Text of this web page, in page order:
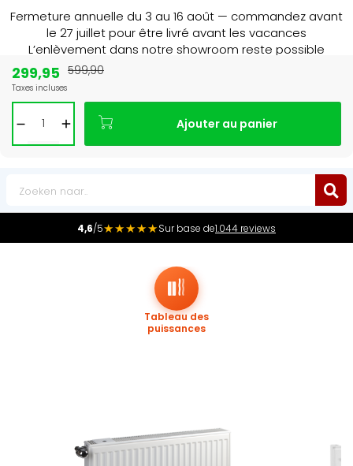
Fermeture annuelle du 3 au 16 août — commandez avant
le 27 juillet pour être livré avant les vacances
L’enlèvement dans notre showroom reste possible
jusqu’au 1er août à 16 h 30.
4,6/5★★★★★Sur base de1.044 reviews
Tableau des
puissances
299,95
Taxes incluses
599,90
Ajouter au panier